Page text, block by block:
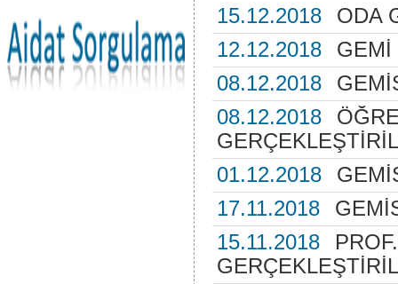
15.12.2018
ODA
12.12.2018
GEMİ
08.12.2018
08.12.2018
01.12.2018
17.11.2018
15.11.2018